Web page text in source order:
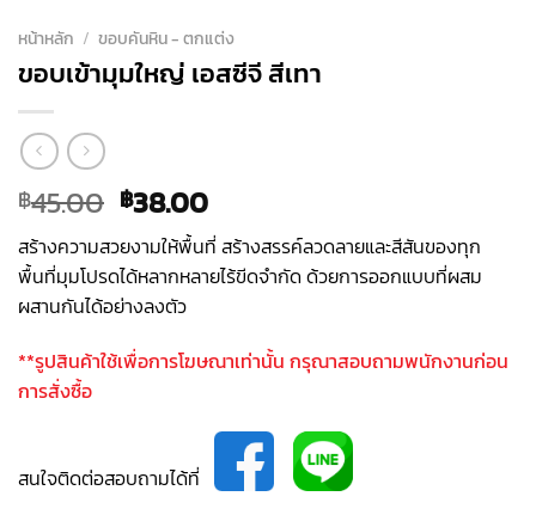
หน้าหลัก / ขอบคันหิน - ตกแต่ง
ขอบเข้ามุมใหญ่ เอสซีจี สีเทา
฿45.00 Original
price
was:
฿45.00.
฿38.00Current
price
is:
฿38.00.
สร้างความสวยงามให้พื้นที่ สร้างสรรค์ลวดลายและสีสันของทุก
พื้นที่มุมโปรดได้หลากหลายไร้ขีดจำกัด ด้วยการออกแบบที่ผสม
ผสานกันได้อย่างลงตัว
**รูปสินค้าใช้เพื่อการโฆษณาเท่านั้น กรุณาสอบถามพนักงานก่อน
การสั่งซื้อ
สนใจติดต่อสอบถามได้ที่